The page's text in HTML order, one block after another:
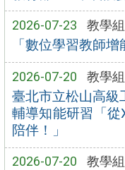
2026-07-23 教學組
「數位學習教師
2026-07-20 教學組
臺北市立松山高
輔導知能研習「
陪伴！」
2026-07-20 教學組